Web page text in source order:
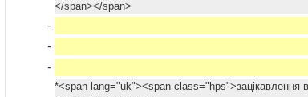
</span></span>
-
-
-
*<span lang="uk"><span class="hps">зацікавлення